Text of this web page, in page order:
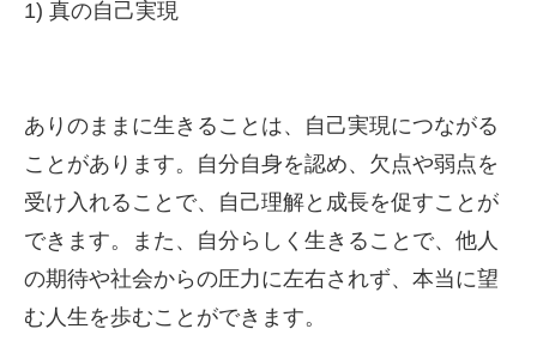
1) 真の自己実現
ありのままに生きることは、自己実現につながる
ことがあります。自分自身を認め、欠点や弱点を
受け入れることで、自己理解と成長を促すことが
できます。また、自分らしく生きることで、他人
の期待や社会からの圧力に左右されず、本当に望
む人生を歩むことができます。